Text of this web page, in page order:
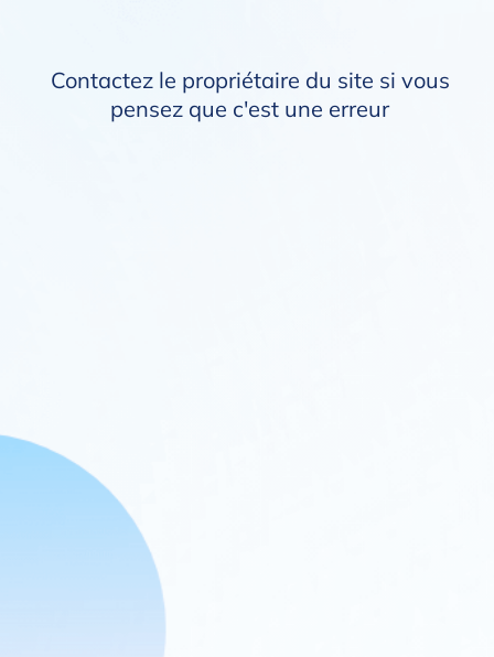
Contactez le propriétaire du site si vous
pensez que c'est une erreur